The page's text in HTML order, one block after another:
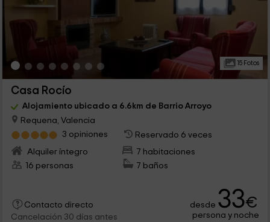
15 Fotos
Casa Rocío
Alojamiento ubicado a 6.6km de Barrio Arroyo
Requena, Valencia
3 opiniones
Reservado 6 veces
Alquiler íntegro
7 habitaciones
16 personas
7 baños
Contacto directo
Cancelación 30 días antes
desde 33€
persona y noche